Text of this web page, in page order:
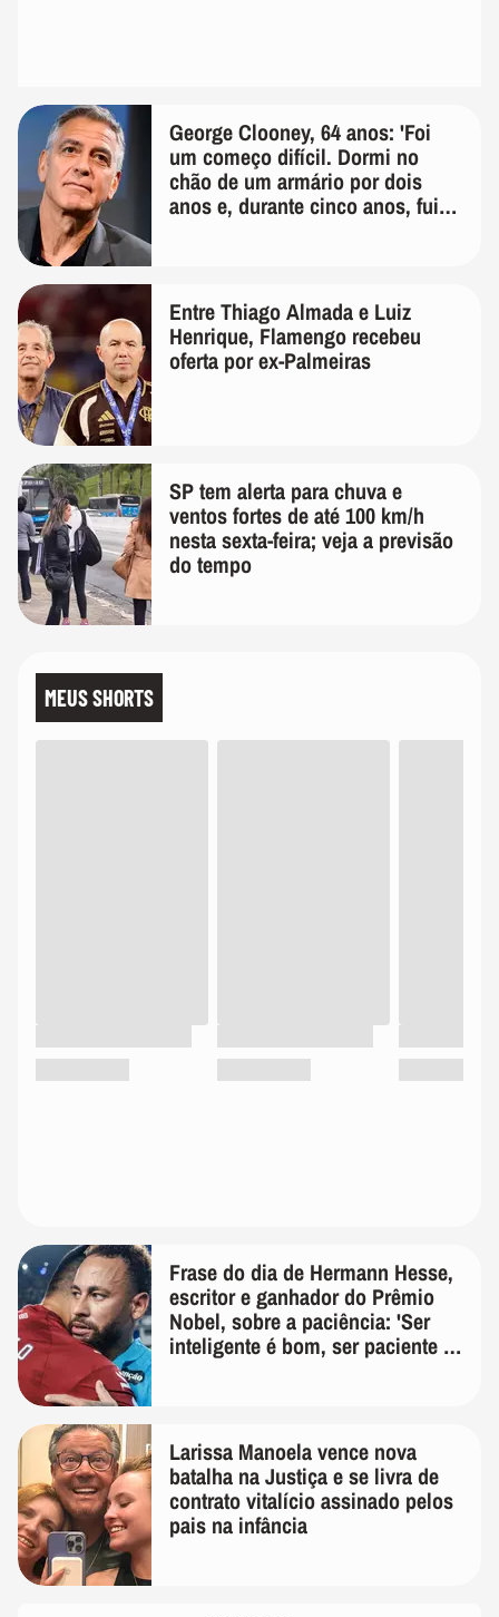
George Clooney, 64 anos: 'Foi
um começo difícil. Dormi no
chão de um armário por dois
anos e, durante cinco anos, fui
Entre Thiago Almada e Luiz
Henrique, Flamengo recebeu
oferta por ex-Palmeiras
SP tem alerta para chuva e
ventos fortes de até 100 km/h
nesta sexta-feira; veja a previsão
do tempo
MEUS SHORTS
Frase do dia de Hermann Hesse,
escritor e ganhador do Prêmio
Nobel, sobre a paciência: 'Ser
inteligente é bom, ser paciente é
Larissa Manoela vence nova
batalha na Justiça e se livra de
contrato vitalício assinado pelos
pais na infância